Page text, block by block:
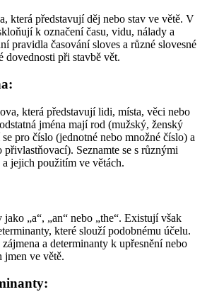
která představují děj nebo stav ve větě. V
k označení času, vidu, nálady a
pravidla časování sloves a různé slovesné
dovednosti při stavbě vět.
která představují lidi, místa, věci nebo
jména mají rod (mužský, ženský
pro číslo (jednotné nebo množné číslo) a
Seznamte se s různými
jejich použitím ve větách.
„a“, „an“ nebo „the“. Existují však
které slouží podobnému účelu.
a determinanty k upřesnění nebo
jmen ve větě.